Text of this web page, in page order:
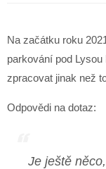
Na začátku roku
parkování pod
zpracovat jinak než
Odpovědi na dotaz:
Je ještě